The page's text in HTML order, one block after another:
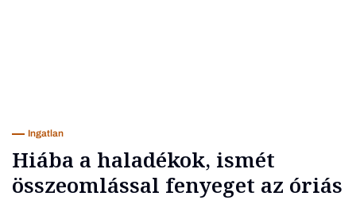
Ingatlan
Hiába a haladékok, ismét
összeomlással fenyeget az óriás